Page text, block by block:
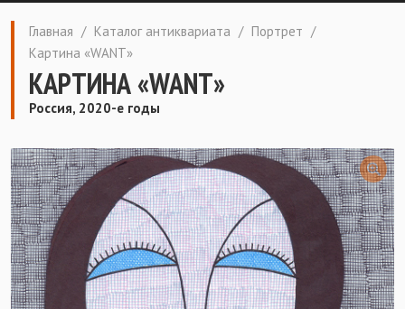
Главная / Каталог антиквариата / Портрет /
Картина «WANT»
КАРТИНА «WANT»
Россия, 2020-е годы